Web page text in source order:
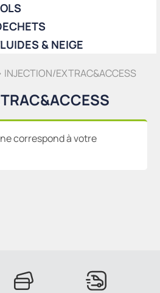
INJECTION/EXTRAC&ACCESS
correspond à votre
& NEIGE